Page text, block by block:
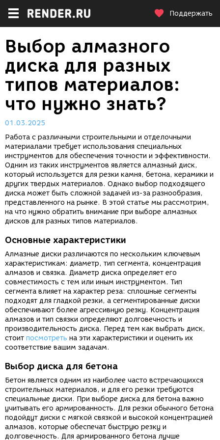
Поддержать
Выбор алмазного
диска для разных
типов материалов:
что нужно знать?
01.03.2025
Работа с различными строительными и отделочными
материалами требует использования специальных
инструментов для обеспечения точности и эффективности.
Одним из таких инструментов является алмазный диск,
который используется для резки камня, бетона, керамики и
других твердых материалов. Однако выбор подходящего
диска может быть сложной задачей из-за разнообразия,
представленного на рынке. В этой статье мы рассмотрим,
на что нужно обратить внимание при выборе алмазных
дисков для разных типов материалов.
Основные характеристики
Алмазные диски различаются по нескольким ключевым
характеристикам: диаметр, тип сегмента, концентрация
алмазов и связка. Диаметр диска определяет его
совместимость с тем или иным инструментом. Тип
сегмента влияет на характер реза: сплошные сегменты
подходят для гладкой резки, а сегментированные диски
обеспечивают более агрессивную резку. Концентрация
алмазов и тип связки определяют долговечность и
производительность диска. Перед тем как выбрать диск,
стоит посмотреть на эти характеристики и оценить их
соответствие вашим задачам.
Выбор диска для бетона
Бетон является одним из наиболее часто встречающихся
строительных материалов, и для его резки требуются
специальные диски. При выборе диска для бетона важно
учитывать его армированность. Для резки обычного бетона
подойдут диски с мягкой связкой и высокой концентрацией
алмазов, которые обеспечат быструю резку и
долговечность. Для армированного бетона лучше